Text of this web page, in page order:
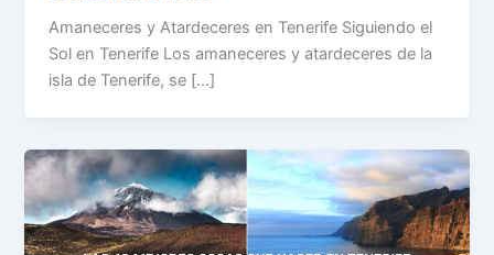
Amaneceres y Atardeceres en Tenerife Siguiendo el
Sol en Tenerife Los amaneceres y atardeceres de la
isla de Tenerife, se […]